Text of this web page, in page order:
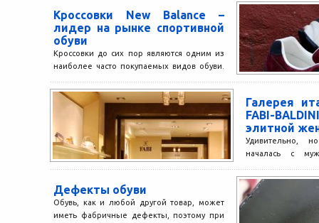
Тип обуви,
Кроссовки New Balance –
лидер на рынке спортивной
обуви
Кроссовки до сих пор являются одним из
наиболее часто покупаемых видов обуви.
кроссовками, как правило,...
Галерея
FABI-
элитной
Удивительно,
началась с
спустя пару
Дефекты обуви
Обувь, как и любой другой товар, может
иметь фабричные дефекты, поэтому при